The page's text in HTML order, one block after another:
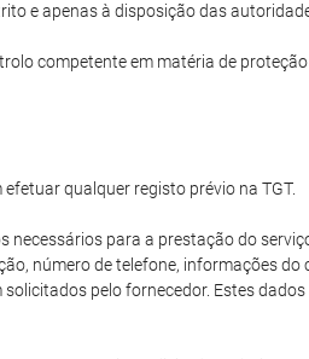
e apenas à disposição das
competente em matéria de
qualquer registo prévio na TGT.
para a prestação do
número de telefone, informações
pelo fornecedor. Estes